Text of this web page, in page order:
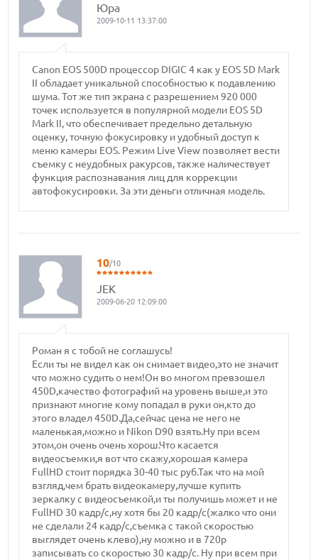
Юра
2009-10-11 13:37:00
Canon EOS 500D процессор DIGIC 4 как у EOS 5D Mark
II обладает уникальной способностью к подавлению
шума. Тот же тип экрана с разрешением 920 000
точек используется в популярной модели EOS 5D
Mark II, что обеспечивает предельно детальную
оценку, точную фокусировку и удобный доступ к
меню камеры EOS. Режим Live View позволяет вести
съемку с неудобных ракурсов, также наличествует
функция распознавания лиц для коррекции
автофокусировки. За эти деньги отличная модель.
10/10
JEK
2009-06-20 12:09:00
Роман я с тобой не соглашусь!
Если ты не видел как он снимает видео,это не значит
что можно судить о нем!Он во многом превзошел
450D,качество фотографий на уровень выше,и это
признают многие кому попадал в руки он,кто до
этого владел 450D.Да,сейчас цена не него не
маленькая,можно и Nikon D90 взять.Ну при всем
этом,он очень очень хорош.Что касается
видеосъемки,я вот что скажу,хорошая камера
FullHD стоит порядка 30-40 тыс руб.Так что на мой
взгляд,чем брать видеокамеру,лучше купить
зеркалку с видеосъемкой,и ты получишь может и не
FullHD 30 кадр/с,ну хотя бы 20 кадр/с(жалко что они
не сделали 24 кадр/с,съемка с такой скоростью
выглядет очень клево),ну можно и в 720р
записывать со скоростью 30 кадр/с. Ну при всем при